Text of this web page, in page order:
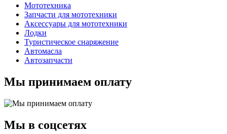
Мототехника
Запчасти для мототехники
Аксессуары для мототехники
Лодки
Туристическое снаряжение
Автомасла
Автозапчасти
Мы принимаем оплату
Мы в соцсетях